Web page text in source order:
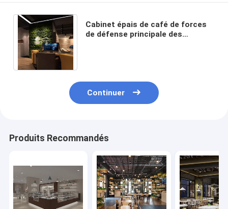
Cabinet épais de café de forces
de défense principale des
Continuer
Produits Recommandés